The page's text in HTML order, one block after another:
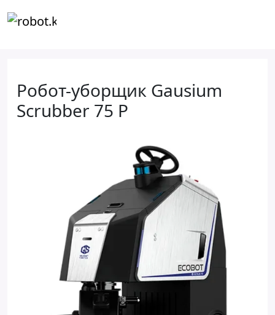
Робот-уборщик Gausium
Scrubber 75 P